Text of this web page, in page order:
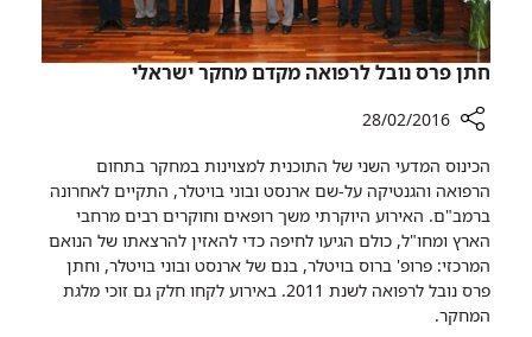
​​חתן פרס נובל לרפואה מקדם מחקר ישראלי
שיתוף
חתן
פרס
נובל
לרפואה
מקדם
28/02/2016
הכינוס המדעי השני של התוכנית למצוינות במחקר בתחום
הרפואה והגנטיקה על-שם ארנסט ובוני בויטלר, התקיים לאחרונה
ברמב"ם. האירוע היוקרתי משך רופאים וחוקרים רבים מרחבי
הארץ ומחו"ל, כולם הגיעו לחיפה כדי להאזין להרצאתו של הנואם
המרכזי: פרופ' ברוס בויטלר, בנם של ארנסט ובוני בויטלר, וחתן
פרס נובל לרפואה לשנת 2011. באירוע לקחו חלק גם זוכי מלגת
המחקר. ​